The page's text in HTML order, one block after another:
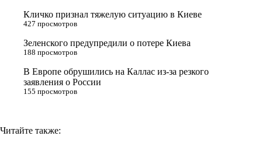
n
k
i
Кличко признал тяжелую ситуацию в Киеве
427 просмотров
Зеленского предупредили о потере Киева
188 просмотров
В Европе обрушились на Каллас из-за резкого
заявления о России
155 просмотров
Читайте также: